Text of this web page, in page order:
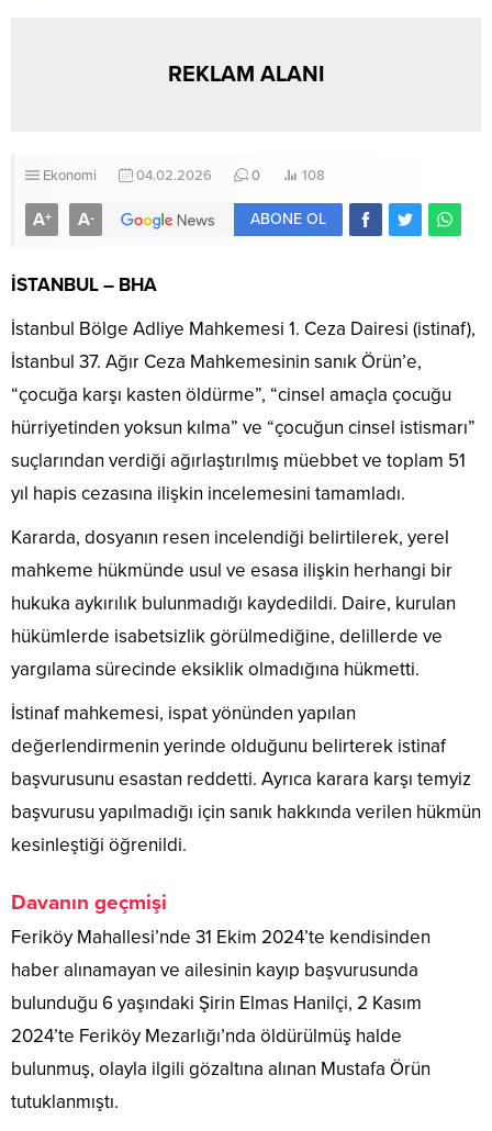
REKLAM ALANI
Ekonomi 04.02.2026 0 108
A+ A- ABONE OL
İSTANBUL – BHA
İstanbul Bölge Adliye Mahkemesi 1. Ceza Dairesi (istinaf),
İstanbul 37. Ağır Ceza Mahkemesinin sanık Örün’e,
“çocuğa karşı kasten öldürme”, “cinsel amaçla çocuğu
hürriyetinden yoksun kılma” ve “çocuğun cinsel istismarı”
suçlarından verdiği ağırlaştırılmış müebbet ve toplam 51
yıl hapis cezasına ilişkin incelemesini tamamladı.
Kararda, dosyanın resen incelendiği belirtilerek, yerel
mahkeme hükmünde usul ve esasa ilişkin herhangi bir
hukuka aykırılık bulunmadığı kaydedildi. Daire, kurulan
hükümlerde isabetsizlik görülmediğine, delillerde ve
yargılama sürecinde eksiklik olmadığına hükmetti.
İstinaf mahkemesi, ispat yönünden yapılan
değerlendirmenin yerinde olduğunu belirterek istinaf
başvurusunu esastan reddetti. Ayrıca karara karşı temyiz
başvurusu yapılmadığı için sanık hakkında verilen hükmün
kesinleştiği öğrenildi.
Davanın geçmişi
Feriköy Mahallesi’nde 31 Ekim 2024’te kendisinden
haber alınamayan ve ailesinin kayıp başvurusunda
bulunduğu 6 yaşındaki Şirin Elmas Hanilçi, 2 Kasım
2024’te Feriköy Mezarlığı’nda öldürülmüş halde
bulunmuş, olayla ilgili gözaltına alınan Mustafa Örün
tutuklanmıştı.